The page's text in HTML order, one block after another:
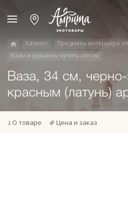
Каталог
Предметы интерьера
Вазы и кувшины купить оптом
Ваза, 34 см, черно-
красным (латунь)
О товаре Цена и заказ